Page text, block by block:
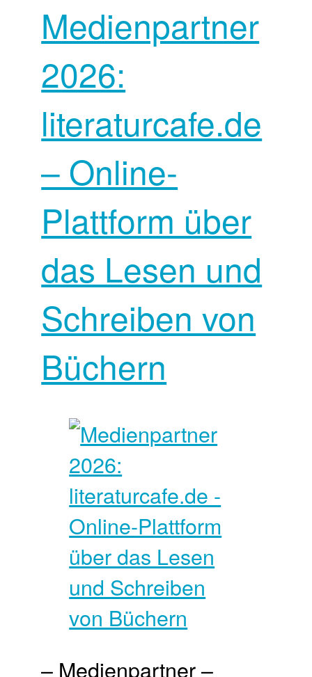
Medienpartner
2026:
literaturcafe.de
– Online-
Plattform über
das Lesen und
Schreiben von
Büchern
– Medienpartner –